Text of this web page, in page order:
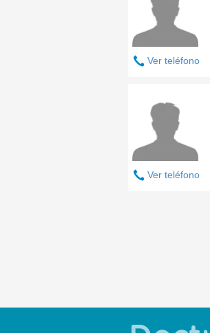
Ver teléfono
Ver teléfono